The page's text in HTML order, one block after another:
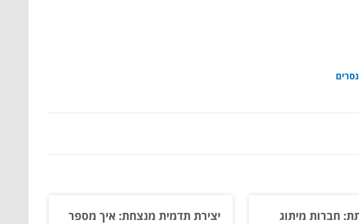
חברות מיתוג
יצירת תדמית מנצחת: איך מספר